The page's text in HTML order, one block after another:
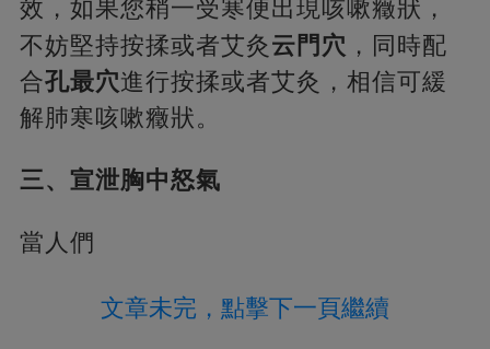
效，如果您稍一受寒便出現咳嗽癥狀，
不妨堅持按揉或者艾灸云門穴 ，同時配
合孔最穴進行按揉或者艾灸，相信可緩
解肺寒咳嗽癥狀。
三、宣泄胸中怒氣
當人們
文章未完，點擊下一頁繼續